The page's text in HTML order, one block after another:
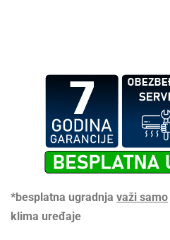
*besplatna ugradnja važi samo
klima uređaje